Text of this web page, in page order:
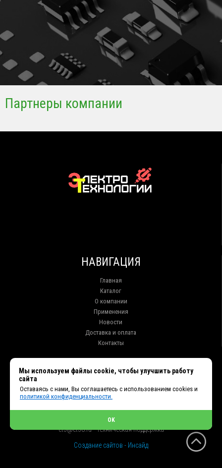
Партнеры компании
НАВИГАЦИЯ
Главная
Каталог
О компании
Применения
Новости
Доставка и оплата
Контакты
+7 (914) 010-76-83, 8 (3952) 93-27-93 - Отдел продаж
+7 (950) 075-85-99 - Техническая поддержка
et2@et38.ru - Отдел продаж
et3@et38.ru - Техническая поддержка
Создание сайтов - Инсайд
Мы используем файлы cookie, чтобы улучшить работу
сайта
Оставаясь с нами, Вы соглашаетесь с использованием cookies и
политикой конфиденциальности.
OK